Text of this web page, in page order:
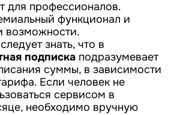
для профессионалов.
функционал и
возможности.
знать, что в
подписка подразумевает
суммы, в зависимости
Если человек не
сервисом в
необходимо вручную